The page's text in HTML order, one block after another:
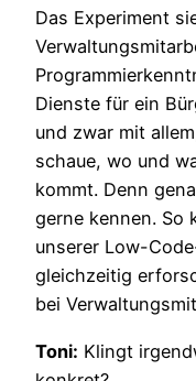
Das Experiment
Dienste für ein
und zwar mit
schaue, wo und
kommt. Denn
gerne kennen. So
unserer Low-
gleichzeitig
bei
Toni: Klingt